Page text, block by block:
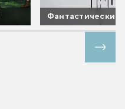
Фантастические